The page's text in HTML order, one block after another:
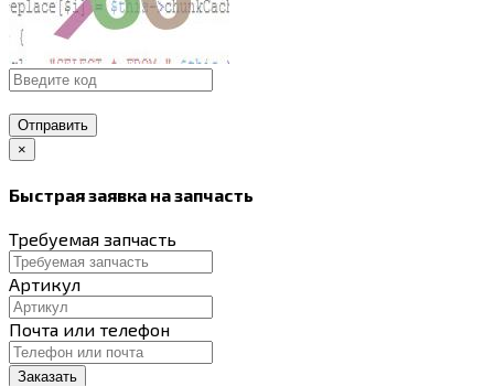
Отправить
×
Быстрая заявка на запчасть
Требуемая запчасть
Артикул
Почта или телефон